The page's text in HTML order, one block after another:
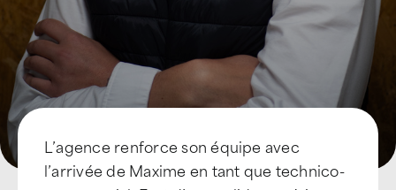
Devenir Franchisé
L’agence renforce son équipe avec
l’arrivée de Maxime en tant que technico-